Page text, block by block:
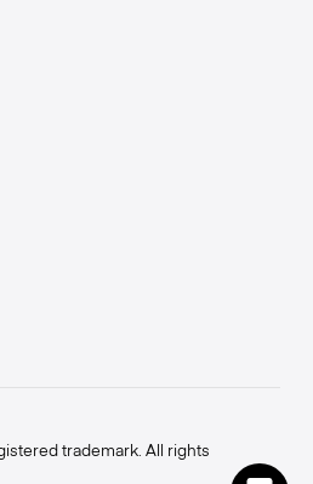
trademark. All rights